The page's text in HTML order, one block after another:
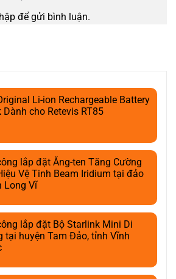
để gửi bình luận.
Li-ion Rechargeable Battery
Dành cho Retevis RT85
lắp đặt Ăng-ten Tăng Cường
Vệ Tinh Beam Iridium tại đảo
Long Vĩ
lắp đặt Bộ Starlink Mini Di
tại huyện Tam Đảo, tỉnh Vĩnh